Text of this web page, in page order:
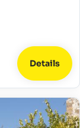
Details